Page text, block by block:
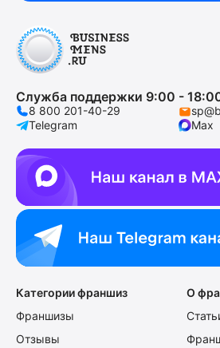
Служба поддержки 9:00 -
8 800 201-40-29
Telegram
Max
Категории франшиз
Франшизы
Отзывы
О